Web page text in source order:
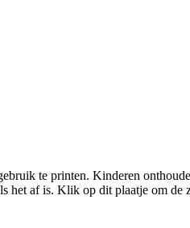
te printen. Kinderen
het af is. Klik op dit plaatje om